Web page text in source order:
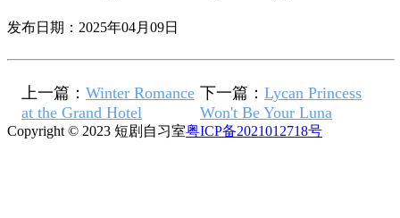
发布日期：2025年04月09日
上一篇： Winter Romance
at the Grand Hotel
下一篇： Lycan Princess
Won't Be Your Luna
Copyright © 2023 短剧自习室粤ICP备2021012718号